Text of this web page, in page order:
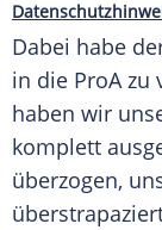
Dabei habe
in die ProA zu
haben wir
komplett
überzogen,